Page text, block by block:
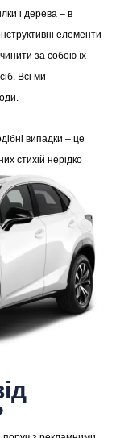
і дерева – в
елементи
за собою їх
Всі ми
випадки – це
стихій нерідко